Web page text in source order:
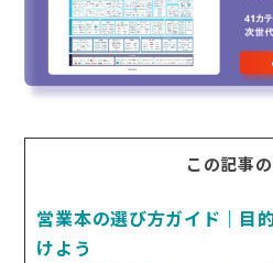
この記事
営業本の選び方ガイド｜目
けよう